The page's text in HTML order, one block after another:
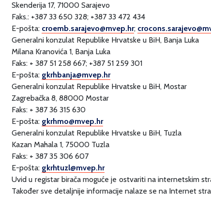
Skenderija 17, 71000 Sarajevo
Faks.: +387 33 650 328; +387 33 472 434
E-pošta: croemb.sarajevo@mvep.hr;
Generalni konzulat Republike Hrvatske u BiH, Banja Luka
Milana Kranovića 1, Banja Luka
Faks: + 387 51 258 667; +387 51 259 301
E-pošta: gkrhbanja@mvep.hr
Generalni konzulat Republike Hrvatske u BiH, Mostar
Zagrebačka 8, 88000 Mostar
Faks: + 387 36 315 630
E-pošta: gkrhmo@mvep.hr
Generalni konzulat Republike Hrvatske u BiH, Tuzla
Kazan Mahala 1, 75000 Tuzla
Faks: + 387 35 306 607
E-pošta: gkrhtuzl@mvep.hr
Uvid u registar birača moguće je ostvariti na internetskim
Također sve detaljnije informacije nalaze se na Internet